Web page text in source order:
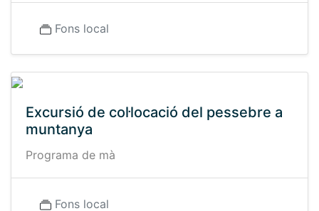
Fons local
Excursió de col·locació del pessebre a
muntanya
Programa de mà
Fons local